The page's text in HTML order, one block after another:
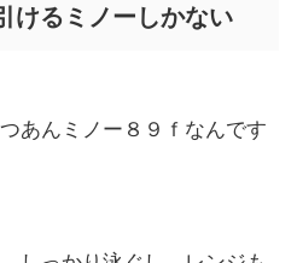
けるミノーしかない
あんミノー８９ｆなんです